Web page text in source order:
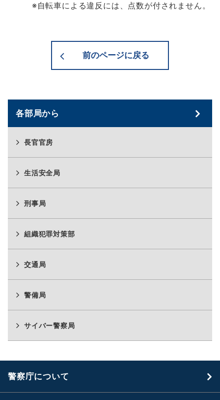
※自転車による違反には、点数が付されません。
前のページに戻る
各部局から
長官官房
生活安全局
刑事局
組織犯罪対策部
交通局
警備局
サイバー警察局
警察庁について